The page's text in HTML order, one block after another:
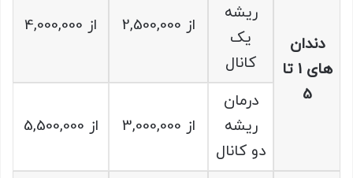
دندان
های 1 تا
5
ریشه
یک
کانال
از 2,500,000 از 4,000,000
درمان
ریشه
دو کانال
از 3,000,000 از 5,500,000